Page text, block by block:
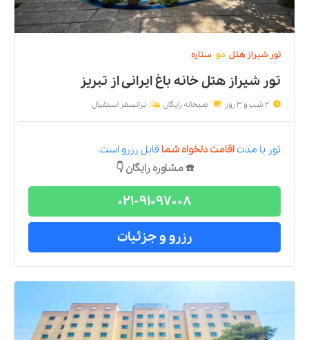
تور شیراز هتل دو ستاره
تور شیراز هتل خانه باغ ایرانیاز تبریز
2 شب و 3 روز صبحانه رایگان ترانسفر استقبال
تور با مدتاقامت دلخواه شما قابل رزرو است.
☎️ مشاوره رایگان 👇
021-91097008
رزرو و جزئیات